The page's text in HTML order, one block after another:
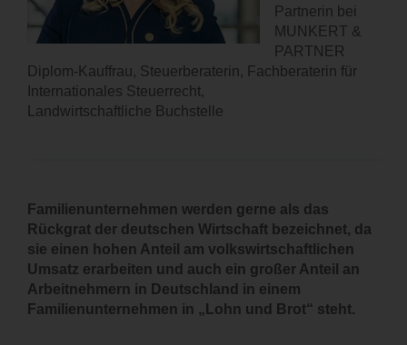
Partnerin bei
MUNKERT &
PARTNER
Diplom-Kauffrau, Steuerberaterin, Fachberaterin für
Internationales Steuerrecht,
Landwirtschaftliche Buchstelle
Familienunternehmen werden gerne als das
Rückgrat der deutschen Wirtschaft bezeichnet, da
sie einen hohen Anteil am volkswirtschaftlichen
Umsatz erarbeiten und auch ein großer Anteil an
Arbeitnehmern in Deutschland in einem
Familienunternehmen in „Lohn und Brot“ steht.